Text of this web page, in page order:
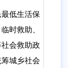
最低生活保
时救助、
会救助政
城乡社会